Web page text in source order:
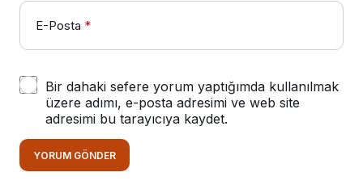
E-Posta *
Bir dahaki sefere yorum yaptığımda kullanılmak
üzere adımı, e-posta adresimi ve web site
adresimi bu tarayıcıya kaydet.
YORUM GÖNDER